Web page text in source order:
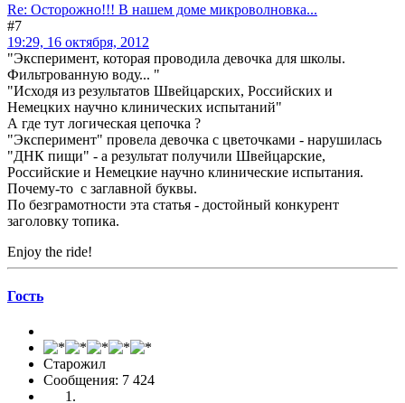
Re: Осторожно!!! В нашем доме микроволновка...
#7
19:29, 16 октября, 2012
"Эксперимент, которая проводила девочка для школы.
Фильтрованную воду... "
"Исходя из результатов Швейцарских, Российских и
Немецких научно клинических испытаний"
А где тут логическая цепочка ?
"Эксперимент" провела девочка с цветочками - нарушилась
"ДНК пищи" - а результат получили Швейцарские,
Российские и Немецкие научно клинические испытания.
Почему-то с заглавной буквы.
По безграмотности эта статья - достойный конкурент
заголовку топика.
Enjoy the ride!
Гоcть
Старожил
Сообщения: 7 424